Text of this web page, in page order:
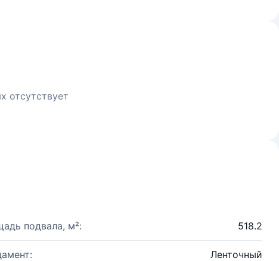
отсутствует
подвала, м²: 518.2
Ленточный